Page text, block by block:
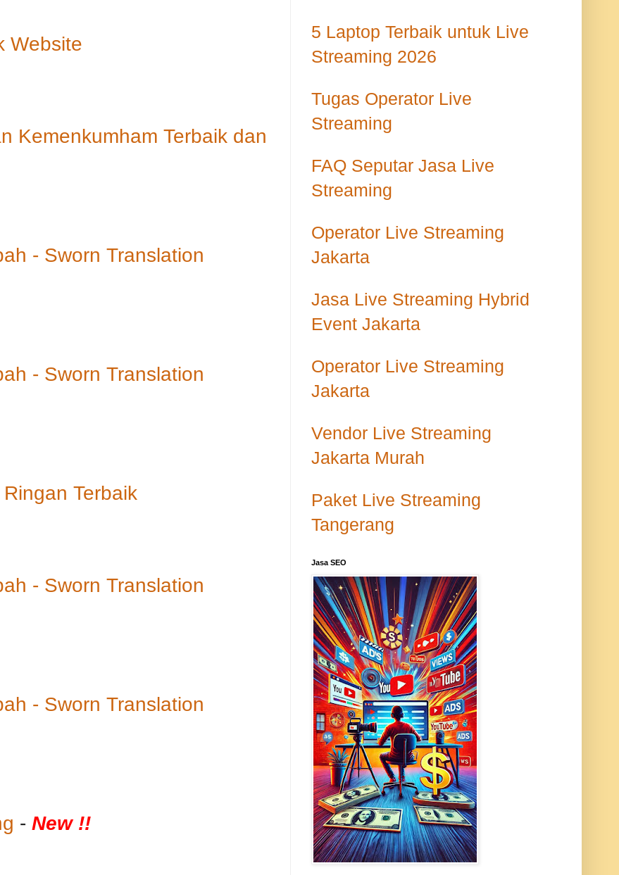
Website
Kemenkumham Terbaik dan
- Sworn Translation
- Sworn Translation
Terbaik
- Sworn Translation
- Sworn Translation
- New !!
5 Laptop Terbaik untuk Live
Streaming 2026
Tugas Operator Live
Streaming
FAQ Seputar Jasa Live
Streaming
Operator Live Streaming
Jakarta
Jasa Live Streaming Hybrid
Event Jakarta
Operator Live Streaming
Jakarta
Vendor Live Streaming
Jakarta Murah
Paket Live Streaming
Tangerang
Jasa SEO